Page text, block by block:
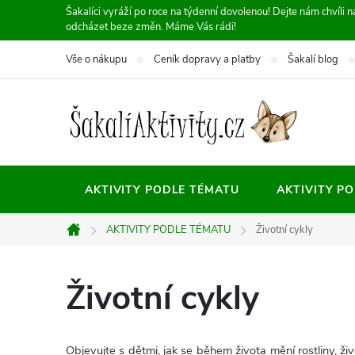
Šakalíci vyráží po roce na týdenní dovolenou! Dejte nám
odcházet beze změn. Máme Vás rádi!
Vše o nákupu Ceník dopravy a platby Šakalí blog
AKTIVITY PODLE TÉMATU AKTIVITY
Domů
AKTIVITY PODLE TÉMATU Životní cykly
Životní cykly
Objevujte s dětmi, jak se během života mění rostliny,